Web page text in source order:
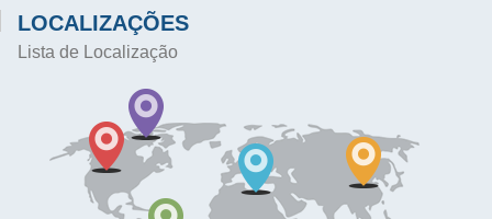
LOCALIZAÇÕES
Lista de Localização